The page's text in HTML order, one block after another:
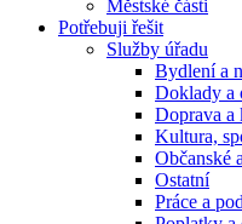
Městské části
Potřebuji řešit
Služby úřadu
Bydlení a
Doklady a
Doprava a
Kultura,
Občanské
Ostatní
Práce a